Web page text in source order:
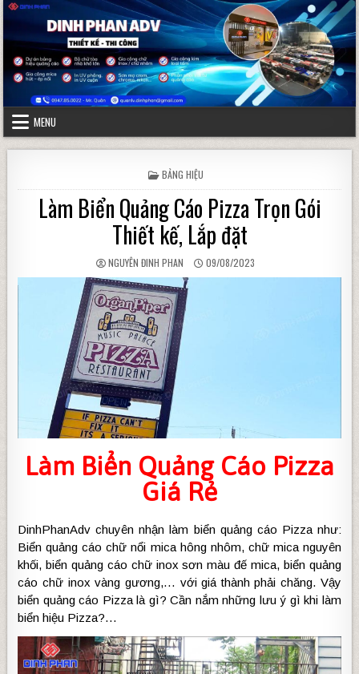
Skip to content
MENU
POSTED IN
BẢNG HIỆU
Làm Biển Quảng Cáo Pizza Trọn Gói
Thiết kế, Lắp đặt
AUTHOR:
NGUYÊN ĐINH PHAN PUBLISHED DATE:
09/08/2023
Làm Biển Quảng Cáo Pizza
Giá Rẻ
DinhPhanAdv chuyên nhận làm biển quảng cáo Pizza như:
Biển quảng cáo chữ nổi mica hông nhôm, chữ mica nguyên
khối, biển quảng cáo chữ inox sơn màu đế mica, biển quảng
cáo chữ inox vàng gương,… với giá thành phải chăng. Vậy
biển quảng cáo Pizza là gì? Cần nắm những lưu ý gì khi làm
biển hiệu Pizza?…